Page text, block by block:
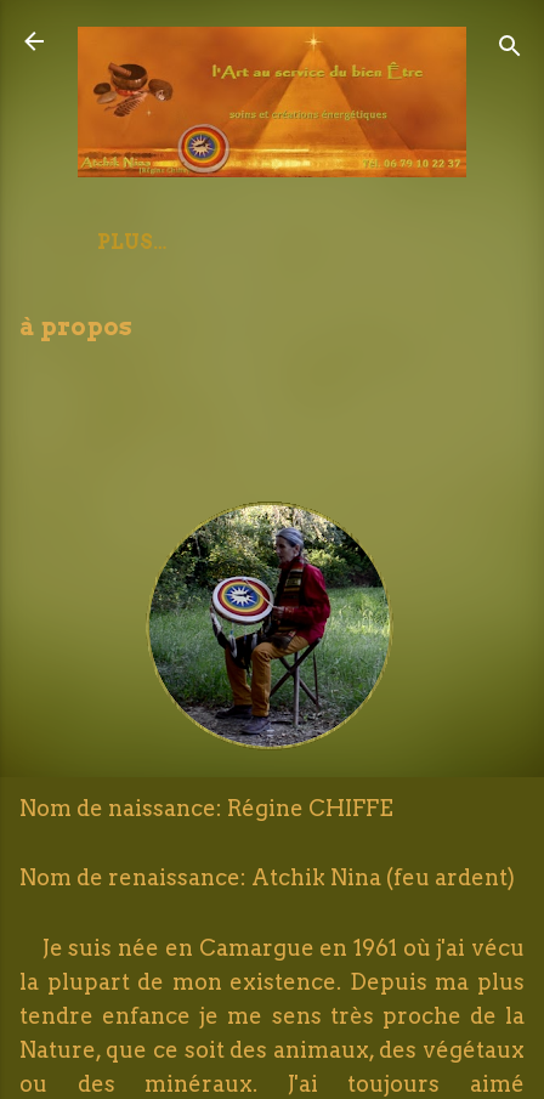
Accéder au contenu principal
PLUS…
à propos
Nom de naissance: Régine CHIFFE
Nom de renaissance: Atchik Nina (feu ardent)
Je suis née en Camargue en 1961 où j'ai vécu
la plupart de mon existence. Depuis ma plus
tendre enfance je me sens très proche de la
Nature, que ce soit des animaux, des végétaux
ou des minéraux. J'ai toujours aimé